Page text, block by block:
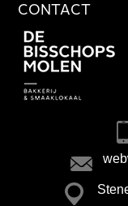
CONTACT